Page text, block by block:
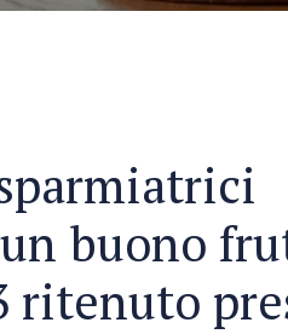
buono
ritenuto